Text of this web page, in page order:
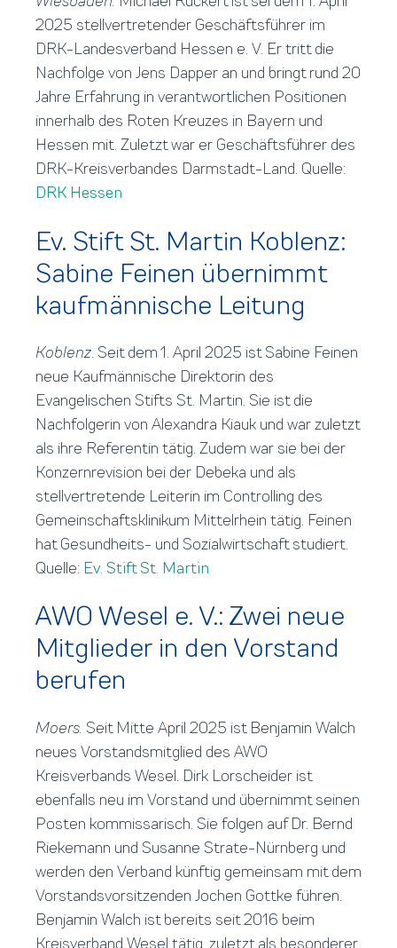
2025 stellvertretender Geschäftsführer im
DRK-Landesverband Hessen e. V. Er tritt die
Nachfolge von Jens Dapper an und bringt rund 20
Jahre Erfahrung in verantwortlichen Positionen
innerhalb des Roten Kreuzes in Bayern und
Hessen mit. Zuletzt war er Geschäftsführer des
DRK-Kreisverbandes Darmstadt-Land. Quelle:
DRK Hessen
Ev. Stift St. Martin Koblenz:
Sabine Feinen übernimmt
kaufmännische Leitung
Koblenz. Seit dem 1. April 2025 ist Sabine Feinen
neue Kaufmännische Direktorin des
Evangelischen Stifts St. Martin. Sie ist die
Nachfolgerin von Alexandra Kiauk und war zuletzt
als ihre Referentin tätig. Zudem war sie bei der
Konzernrevision bei der Debeka und als
stellvertretende Leiterin im Controlling des
Gemeinschaftsklinikum Mittelrhein tätig. Feinen
hat Gesundheits- und Sozialwirtschaft studiert.
Quelle: Ev. Stift St. Martin
AWO Wesel e. V.: Zwei neue
Mitglieder in den Vorstand
berufen
Moers. Seit Mitte April 2025 ist Benjamin Walch
neues Vorstandsmitglied des AWO
Kreisverbands Wesel. Dirk Lorscheider ist
ebenfalls neu im Vorstand und übernimmt seinen
Posten kommissarisch. Sie folgen auf Dr. Bernd
Riekemann und Susanne Strate-Nürnberg und
werden den Verband künftig gemeinsam mit dem
Vorstandsvorsitzenden Jochen Gottke führen.
Benjamin Walch ist bereits seit 2016 beim
Kreisverband Wesel tätig, zuletzt als besonderer